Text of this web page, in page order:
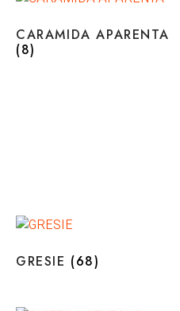
CARAMIDA APARENTA
(8)
GRESIE (68)